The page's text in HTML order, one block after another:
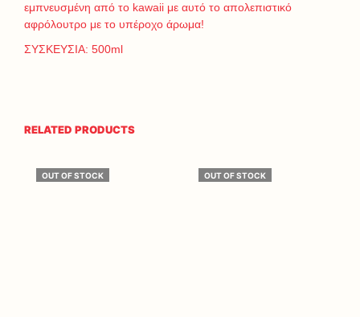
εμπνευσμένη από το kawaii με αυτό το απολεπιστικό
αφρόλουτρο με το υπέροχο άρωμα!
ΣΥΣΚΕΥΣΙΑ: 500ml
RELATED PRODUCTS
OUT OF STOCK OUT OF STOCK